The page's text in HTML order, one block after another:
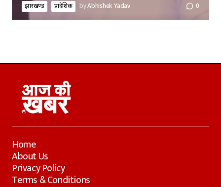
झारखण्ड प्रादेशिक byAbhishek Yadav 0
Home
About Us
Privacy Policy
Terms & Conditions